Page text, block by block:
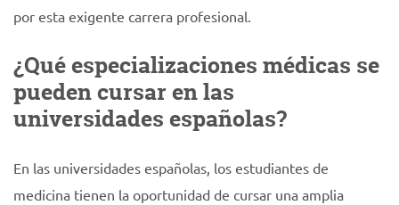
por esta exigente carrera profesional.
¿Qué especializaciones médicas se
pueden cursar en las
universidades españolas?
En las universidades españolas, los estudiantes de
medicina tienen la oportunidad de cursar una amplia